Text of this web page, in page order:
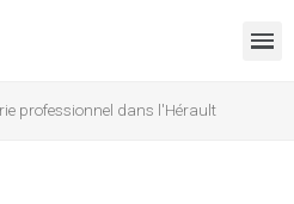
professionnel dans l'Hérault